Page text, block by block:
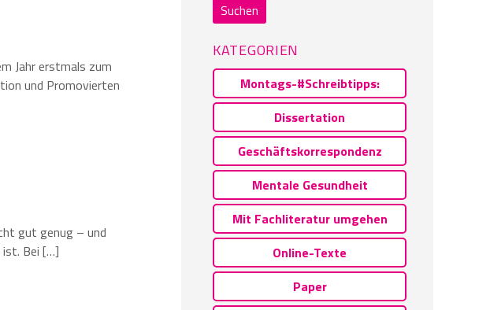
Jahr erstmals zum
und Promovierten
gut genug – und
ist. Bei […]
KATEGORIEN
Montags-#Schreibtipps:
Dissertation
Geschäftskorrespondenz
Mentale Gesundheit
Mit Fachliteratur umgehen
Online-Texte
Paper